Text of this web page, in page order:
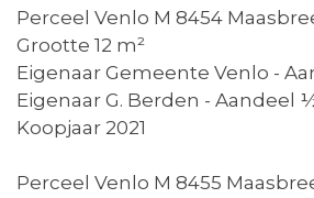
Perceel Venlo M 8454
Grootte 12 m²
Eigenaar Gemeente Venlo -
Eigenaar G. Berden - Aandeel
Koopjaar 2021
Perceel Venlo M 8455